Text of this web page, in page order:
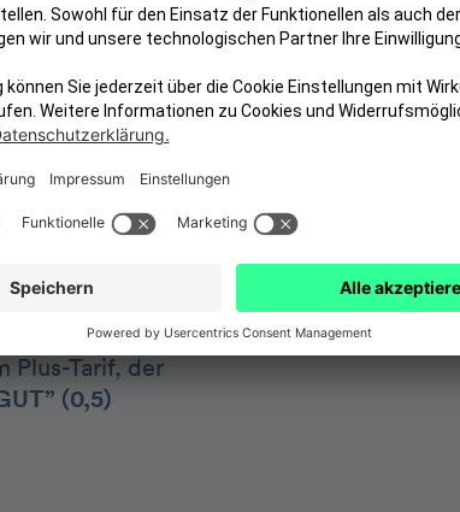
Zahnersatz &
2
Vollnarkose,
den höchsten
bester
–
und
Plus-Tarif, der
(0,5)